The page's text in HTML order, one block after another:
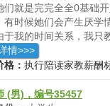
们就是完完全全0基础
有时候她们会产生厌学
于我的时间关系，我只
步还是挺大的，从什么
也给小学的孩子辅导过
英语的乐趣。
情>>>
格： 执行陪读家教薪酬
(男)，编号35457